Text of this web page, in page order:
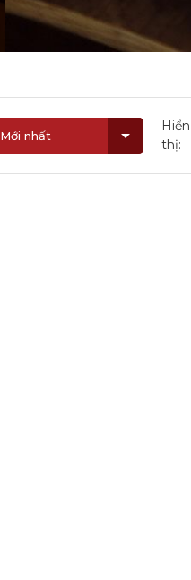
Mới nhất
Hiển
thị: